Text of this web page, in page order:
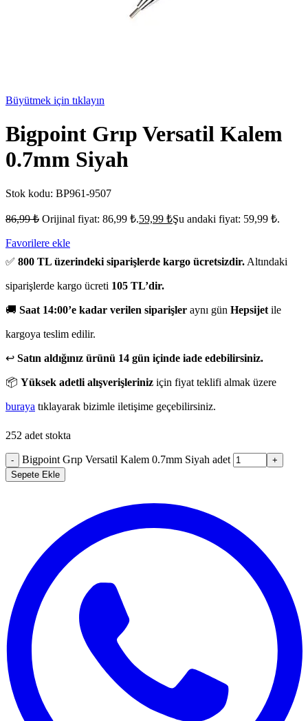
Büyütmek için tıklayın
Bigpoint Grıp Versatil Kalem
0.7mm Siyah
Stok kodu: BP961-9507
86,99₺ Orijinal fiyat: 86,99 ₺.59,99 ₺Şu andaki fiyat: 59,99 ₺.
Favorilere ekle
✅ 800 TL üzerindeki siparişlerde kargo ücretsizdir. Altındaki
siparişlerde kargo ücreti 105 TL’dir.
🚚 Saat 14:00’e kadar verilen siparişler aynı gün Hepsijet ile
kargoya teslim edilir.
↩️ Satın aldığınız ürünü 14 gün içinde iade edebilirsiniz.
📦 Yüksek adetli alışverişleriniz için fiyat teklifi almak üzere
buraya tıklayarak bizimle iletişime geçebilirsiniz.
252 adet stokta
- Bigpoint Grıp Versatil Kalem 0.7mm Siyah adet
+
Sepete Ekle